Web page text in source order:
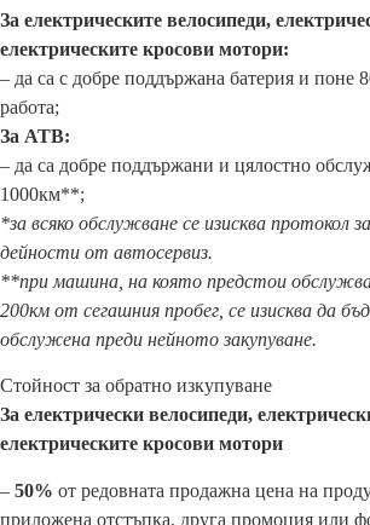
За електрическите велосипеди,
електрическите кросови мотори:
– да са с добре поддържана батерия и поне
работа;
За АТВ:
– да са добре поддържани и цялостно
1000км**;
*за всяко обслужване се изисква протокол
дейности от автосервиз.
**при машина, на която предстои
200км от сегашния пробег, се изисква да
обслужена преди нейното закупуване.
Стойност за обратно изкупуване
За електрически велосипеди,
електрическите кросови мотори
– 50% от редовната продажна цена на
приложена отстъпка, друга промоция или